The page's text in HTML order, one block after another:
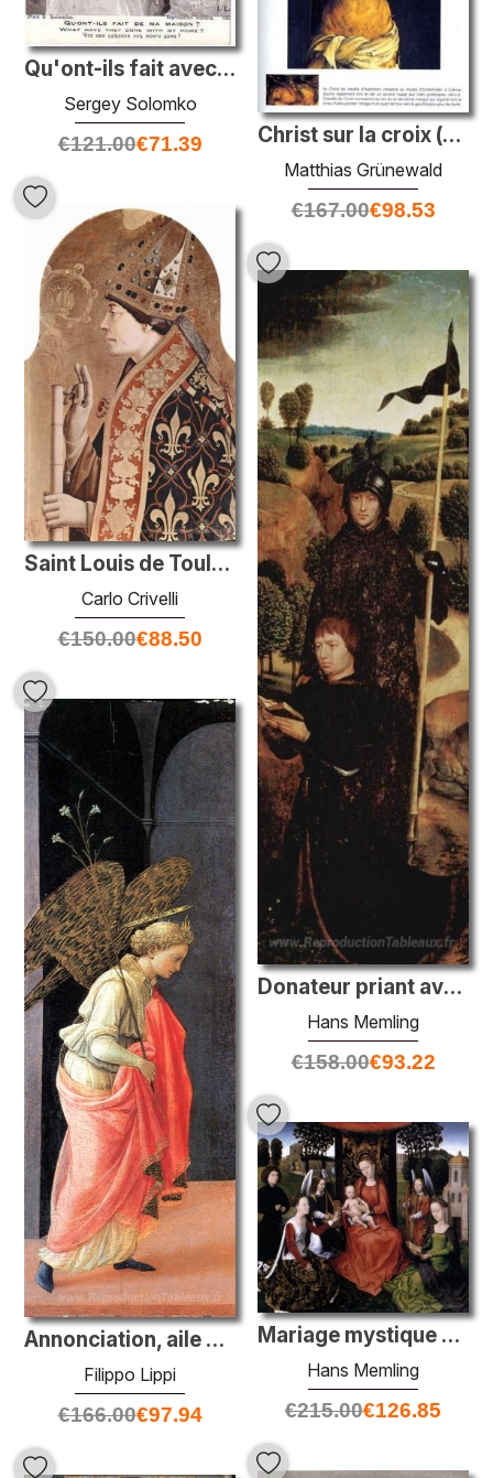
Qu'ont-ils fait avec ma maison?
Sergey Solomko
€121.00€71.39 Christ sur la croix (détail du panel de crucifixion centrale du
Matthias Grünewald
€167.00€98.53
Saint Louis de Toulouse
Carlo Crivelli
€150.00€88.50
Donateur priant avec Saint-Guillarme de Maleval
Hans Memling
€158.00€93.22
Annonciation, aile gauche
Filippo Lippi
€166.00€97.94
Mariage mystique de St Catherine
Hans Memling
€215.00€126.85